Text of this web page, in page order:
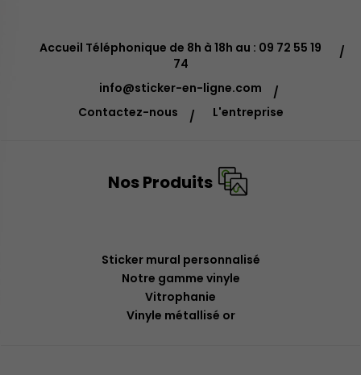
Accueil Téléphonique de 8h à 18h au : 09 72 55 19
74
info@sticker-en-ligne.com
Contactez-nous
L'entreprise
Nos Produits
Sticker mural personnalisé
Notre gamme vinyle
Vitrophanie
Vinyle métallisé or